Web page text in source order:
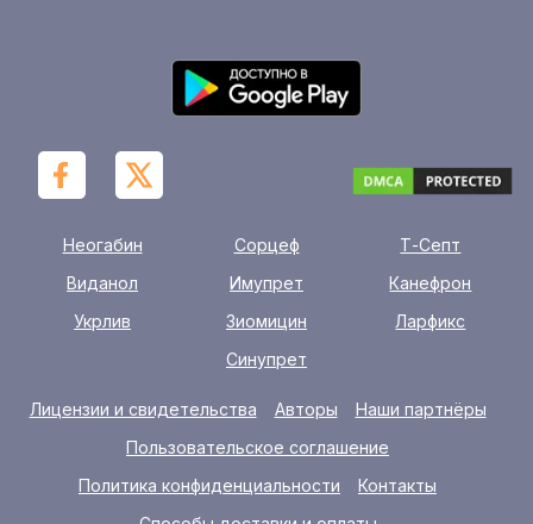
Неогабин Сорцеф
Т-Септ
Виданол
Имупрет
Канефрон
Укрлив
Зиомицин
Ларфикс
Синупрет
Лицензии и свидетельства Авторы
Наши партнёры
Пользовательское соглашение
Политика конфиденциальности
Контакты